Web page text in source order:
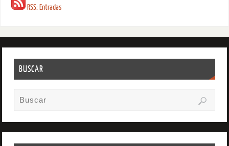
RSS: Entradas
BUSCAR